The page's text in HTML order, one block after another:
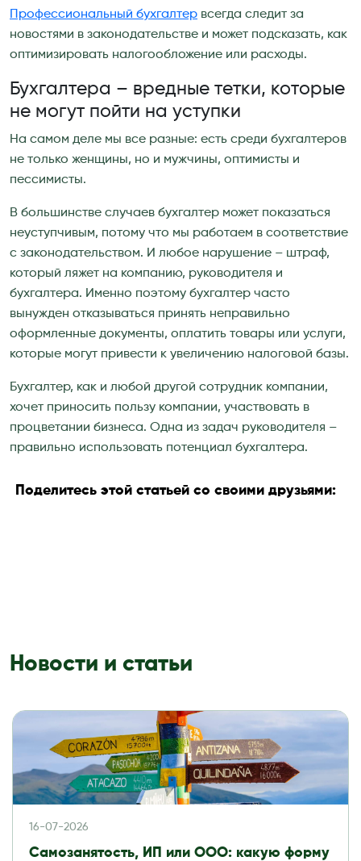
Профессиональный бухгалтер всегда следит за
новостями в законодательстве и может подсказать, как
оптимизировать налогообложение или расходы.
Бухгалтера – вредные тетки, которые
не могут пойти на уступки
На самом деле мы все разные: есть среди бухгалтеров
не только женщины, но и мужчины, оптимисты и
пессимисты.
В большинстве случаев бухгалтер может показаться
неуступчивым, потому что мы работаем в соответствие
с законодательством. И любое нарушение – штраф,
который ляжет на компанию, руководителя и
бухгалтера. Именно поэтому бухгалтер часто
вынужден отказываться принять неправильно
оформленные документы, оплатить товары или услуги,
которые могут привести к увеличению налоговой базы.
Бухгалтер, как и любой другой сотрудник компании,
хочет приносить пользу компании, участвовать в
процветании бизнеса. Одна из задач руководителя –
правильно использовать потенциал бухгалтера.
Поделитесь этой статьей со своими друзьями:
Новости и статьи
16-07-2026
Самозанятость, ИП или ООО: какую форму